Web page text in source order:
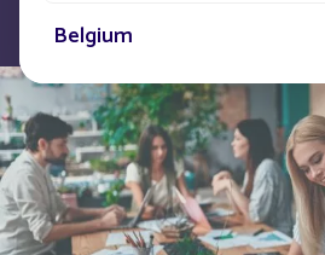
Belgium
Belize
Belize
Bermuda